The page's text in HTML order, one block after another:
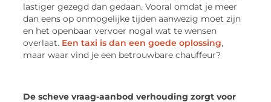
lastiger gezegd dan gedaan. Vooral omdat je meer
dan eens op onmogelijke tijden aanwezig moet zijn
en het openbaar vervoer nogal wat te wensen
overlaat. Een taxi is dan een goede oplossing,
maar waar vind je een betrouwbare chauffeur?
De scheve vraag-aanbod verhouding zorgt voor